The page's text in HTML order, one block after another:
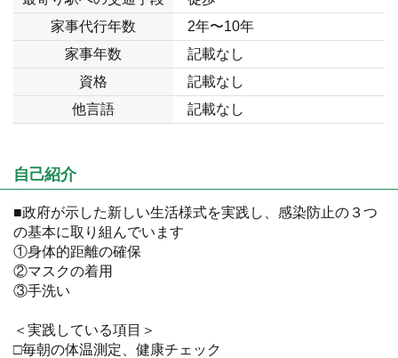
家事代行年数
2年〜10年
家事年数
記載なし
資格
記載なし
他言語
記載なし
自己紹介
■政府が示した新しい生活様式を実践し、感染防止の３つ
の基本に取り組んでいます
①身体的距離の確保
②マスクの着用
③手洗い
＜実践している項目＞
□毎朝の体温測定、健康チェック